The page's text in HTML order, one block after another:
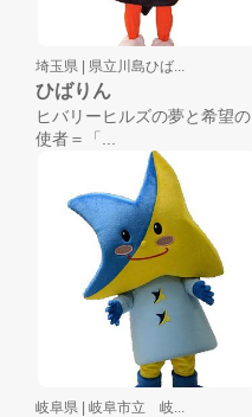
埼玉県 | 県立川島ひば...
ひばりん
ヒバリーヒルズの夢と希望の
使者＝「...
岐阜県 | 岐阜市立 岐...